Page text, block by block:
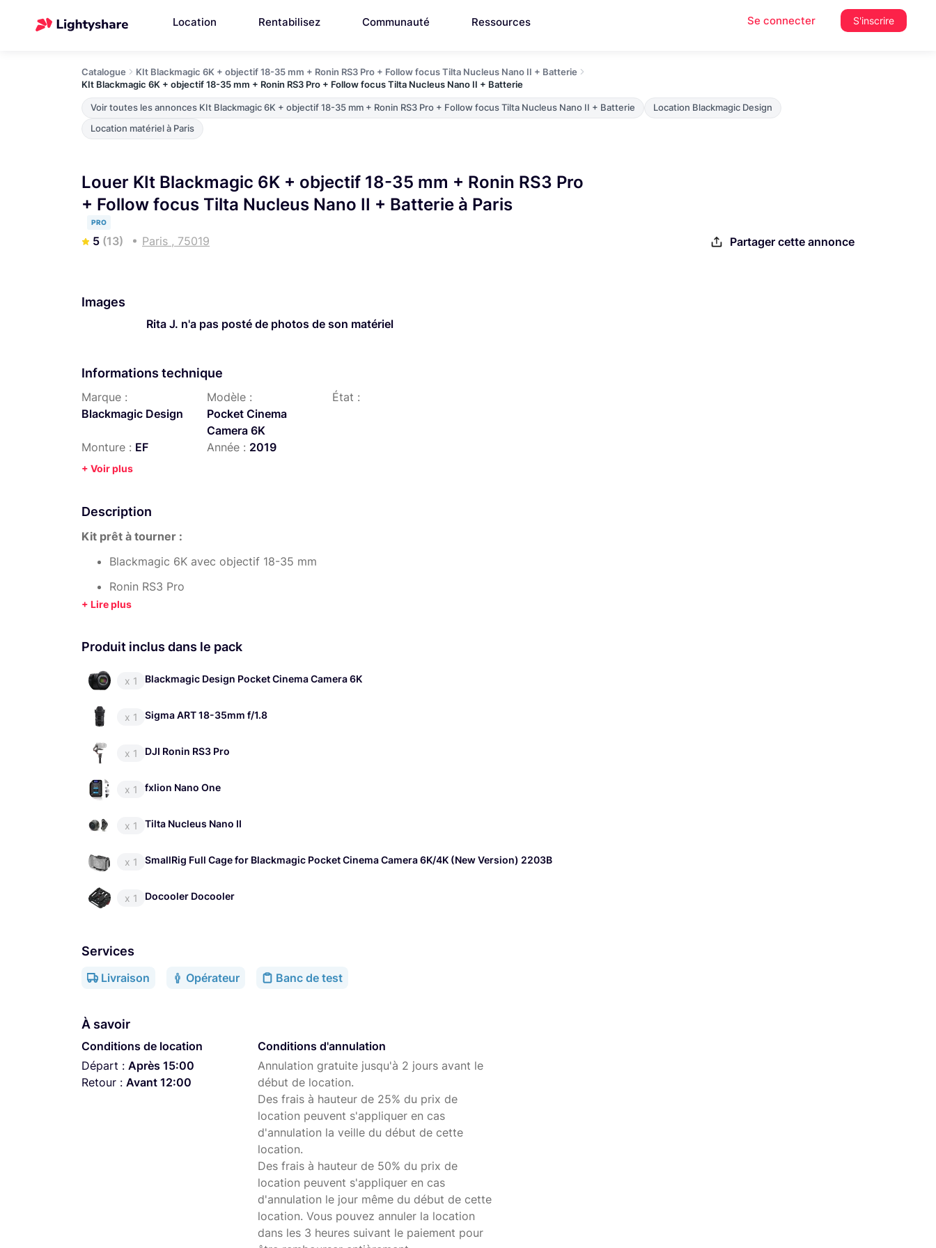
Location Rentabilisez Communauté Ressources Se connecter S'inscrire
Catalogue
KIt Blackmagic 6K + objectif 18-35 mm + Ronin RS3 Pro + Follow focus Tilta Nucleus Nano II + Batterie
KIt Blackmagic 6K + objectif 18-35 mm + Ronin RS3 Pro + Follow focus Tilta Nucleus Nano II + Batterie
Voir toutes les annonces KIt Blackmagic 6K + objectif 18-35 mm + Ronin RS3 Pro + Follow focus Tilta Nucleus Nano II + Batterie
Location Blackmagic Design
Location matériel à Paris
Louer KIt Blackmagic 6K + objectif 18-35 mm + Ronin RS3 Pro
+ Follow focus Tilta Nucleus Nano II + Batterie à Paris
PRO
5 (13) Paris , 75019 Partager cette annonce
Images
Rita J. n'a pas posté de photos de son matériel
Informations technique
Marque :
Blackmagic Design
Modèle :
Pocket Cinema
Camera 6K
État :
Monture : EF Année : 2019
+ Voir plus
Description
Kit prêt à tourner :
Blackmagic 6K avec objectif 18-35 mm
Ronin RS3 Pro
Follow focus Tilta Nucleus Nano II
Possibilité d’ajouter d’autres objectifs, batteries ou accessoires.
Produit inclus dans le pack
x 1 Blackmagic Design Pocket Cinema Camera 6K
x 1 Sigma ART 18-35mm f/1.8
x 1 DJI Ronin RS3 Pro
x 1 fxlion Nano One
x 1 Tilta Nucleus Nano II
x 1 SmallRig Full Cage for Blackmagic Pocket Cinema Camera 6K/4K (New Version) 2203B
x 1 Docooler Docooler
Services
Livraison Opérateur Banc de test
À savoir
Conditions de location
Départ : Après 15:00
Retour : Avant 12:00
Conditions d'annulation
Annulation gratuite jusqu'à 2 jours avant le
début de location.
Des frais à hauteur de 25% du prix de
location peuvent s'appliquer en cas
d'annulation la veille du début de cette
location.
Des frais à hauteur de 50% du prix de
location peuvent s'appliquer en cas
d'annulation le jour même du début de cette
location. Vous pouvez annuler la location
dans les 3 heures suivant le paiement pour